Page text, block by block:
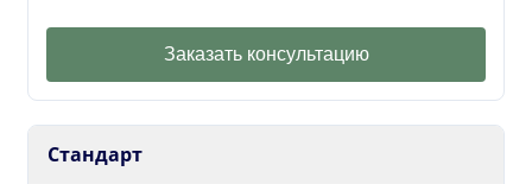
Заказать консультацию
Стандарт